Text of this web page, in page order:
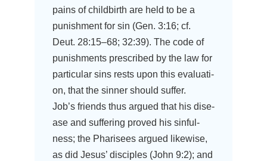
pains of child­birth are held to be a
punish­ment for sin (Gen. 3:16; cf.
Deut. 28:15–68; 32:39). The code of
punish­ments pre­scri­bed by the law for
par­ti­cu­lar sins rests upon this eva­lua­ti­
on, that the sin­ner should suffer.
Job’s fri­ends thus argued that his dise­
a­se and suf­fe­ring pro­ved his sin­ful­
ness; the Pha­ri­sees argued like­wi­se,
as did Jesus’ disci­ples (John 9:2); and